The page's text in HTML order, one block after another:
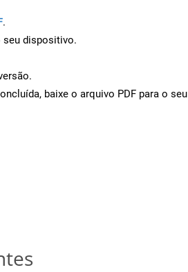
.
seu dispositivo.
baixe o arquivo PDF para o seu